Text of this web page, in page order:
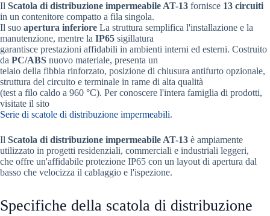
Il Scatola di distribuzione impermeabile AT-13 fornisce 13 circuiti
in un contenitore compatto a fila singola.
Il suo apertura inferiore La struttura semplifica l'installazione e la
manutenzione, mentre la IP65 sigillatura
garantisce prestazioni affidabili in ambienti interni ed esterni. Costruito
da PC/ABS nuovo materiale, presenta un
telaio della fibbia rinforzato, posizione di chiusura antifurto opzionale,
struttura del circuito e terminale in rame di alta qualità
(test a filo caldo a 960 °C). Per conoscere l'intera famiglia di prodotti,
visitate il sito
Serie di scatole di distribuzione impermeabili.
Il Scatola di distribuzione impermeabile AT-13 è ampiamente
utilizzato in progetti residenziali, commerciali e industriali leggeri,
che offre un'affidabile protezione IP65 con un layout di apertura dal
basso che velocizza il cablaggio e l'ispezione.
Specifiche della scatola di distribuzione